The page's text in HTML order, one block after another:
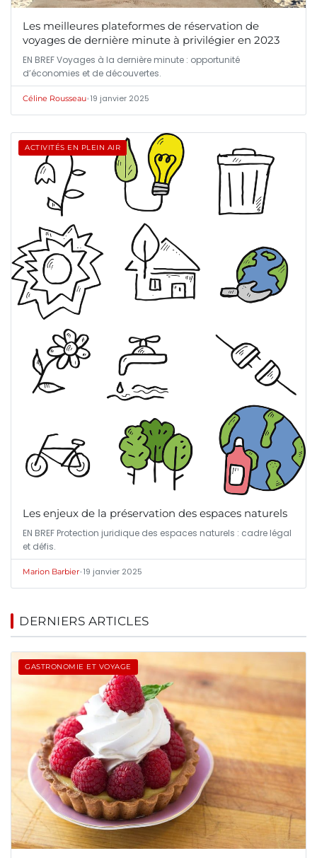
Les meilleures plateformes de réservation de
voyages de dernière minute à privilégier en 2023
EN BREF Voyages à la dernière minute : opportunité
d’économies et de découvertes.
Céline Rousseau•19 janvier 2025
ACTIVITÉS EN PLEIN AIR
Les enjeux de la préservation des espaces naturels
EN BREF Protection juridique des espaces naturels : cadre légal
et défis.
Marion Barbier•19 janvier 2025
DERNIERS ARTICLES
GASTRONOMIE ET VOYAGE